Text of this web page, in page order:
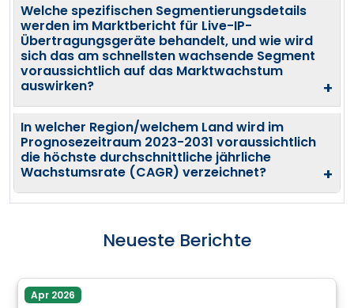
Welche spezifischen Segmentierungsdetails
werden im Marktbericht für Live-IP-
Übertragungsgeräte behandelt, und wie wird
sich das am schnellsten wachsende Segment
voraussichtlich auf das Marktwachstum
auswirken?
+
In welcher Region/welchem Land wird im
Prognosezeitraum 2023-2031 voraussichtlich
die höchste durchschnittliche jährliche
Wachstumsrate (CAGR) verzeichnet?
+
Neueste Berichte
Apr 2026